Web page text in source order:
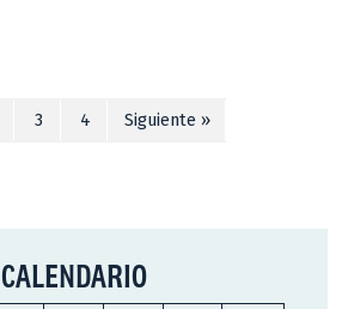
3 4 Siguiente »
CALENDARIO